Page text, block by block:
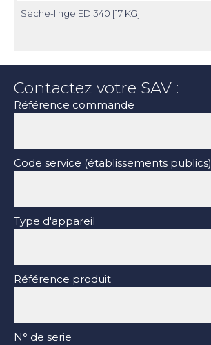
Sèche-linge ED 340 [17 KG]
Contactez votre SAV :
Référence commande
Code service (établissements publics)
Type d'appareil
Référence produit
N° de serie